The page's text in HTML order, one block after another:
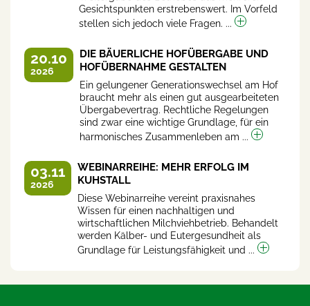
Gesichtspunkten erstrebenswert. Im Vorfeld
stellen sich jedoch viele Fragen. ...
20.10
2026
DIE BÄUERLICHE HOFÜBERGABE UND
HOFÜBERNAHME GESTALTEN
Ein gelungener Generationswechsel am Hof
braucht mehr als einen gut ausgearbeiteten
Übergabevertrag. Rechtliche Regelungen
sind zwar eine wichtige Grundlage, für ein
harmonisches Zusammenleben am ...
03.11
2026
WEBINARREIHE: MEHR ERFOLG IM
KUHSTALL
Diese Webinarreihe vereint praxisnahes
Wissen für einen nachhaltigen und
wirtschaftlichen Milchviehbetrieb. Behandelt
werden Kälber- und Eutergesundheit als
Grundlage für Leistungsfähigkeit und ...